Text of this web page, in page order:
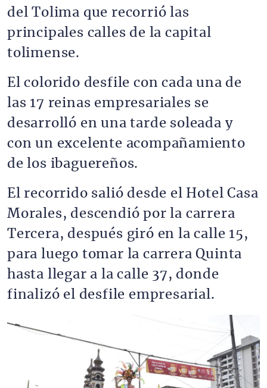
del Tolima que recorrió las
principales calles de la capital
tolimense.
El colorido desfile con cada una de
las 17 reinas empresariales se
desarrolló en una tarde soleada y
con un excelente acompañamiento
de los ibaguereños.
El recorrido salió desde el Hotel Casa
Morales, descendió por la carrera
Tercera, después giró en la calle 15,
para luego tomar la carrera Quinta
hasta llegar a la calle 37, donde
finalizó el desfile empresarial.
Imagen